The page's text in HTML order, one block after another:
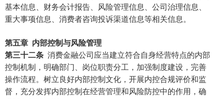
基本信息、财务会计报告、风险管理信息、公司治理信息、
重大事项信息、消费者咨询投诉渠道信息等相关信息。
第五章 内部控制与风险管理
第三十二条 消费金融公司应当建立符合自身经营特点的内部
控制机制，明确部门、岗位职责分工，加强制度建设，完善
操作流程。树立良好内部控制文化，开展内控合规评价和监
督，充分发挥内部控制在经营管理和风险防控中的作用，确